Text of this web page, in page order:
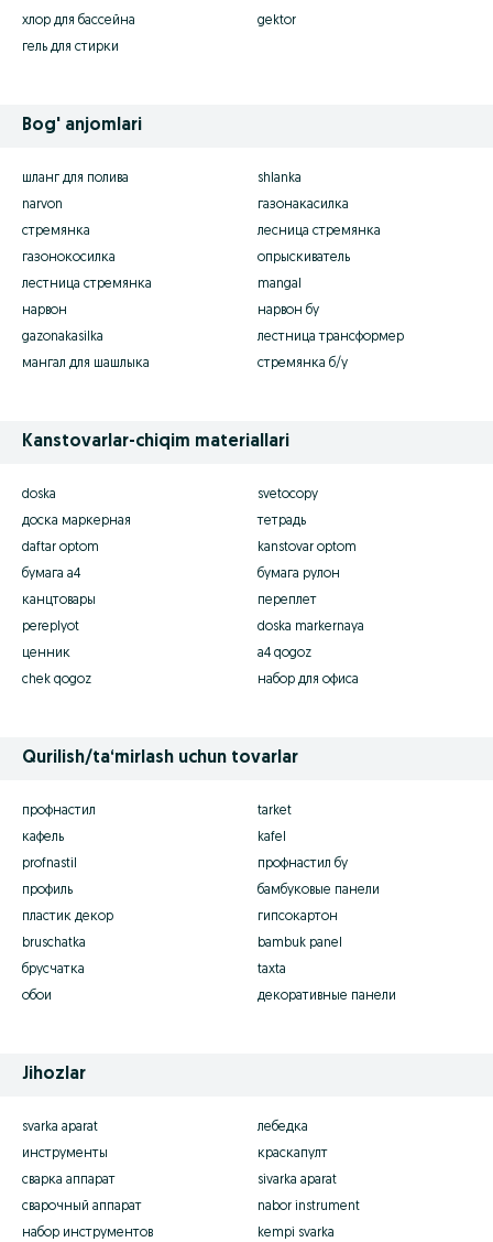
хлор для бассейна
гель для стирки
gektor
Bog' anjomlari
шланг для полива
narvon
стремянка
газонокосилка
лестница стремянка
нарвон
gazonakasilka
мангал для шашлыка
shlanka
газонакасилка
лесница стремянка
опрыскиватель
mangal
нарвон бу
лестница трансформер
стремянка б/у
Kanstovarlar-chiqim materiallari
doska
доска маркерная
daftar optom
бумага а4
канцтовары
pereplyot
ценник
chek qogoz
svetocopy
тетрадь
kanstovar optom
бумага рулон
переплет
doska markernaya
a4 qogoz
набор для офиса
Qurilish/ta‘mirlash uchun tovarlar
профнастил
кафель
profnastil
профиль
пластик декор
bruschatka
брусчатка
обои
tarket
kafel
профнастил бу
бамбуковые панели
гипсокартон
bambuk panel
taxta
декоративные панели
Jihozlar
svarka aparat
инструменты
сварка аппарат
сварочный аппарат
набор инструментов
лебедка
краскапулт
sivarka aparat
nabor instrument
kempi svarka